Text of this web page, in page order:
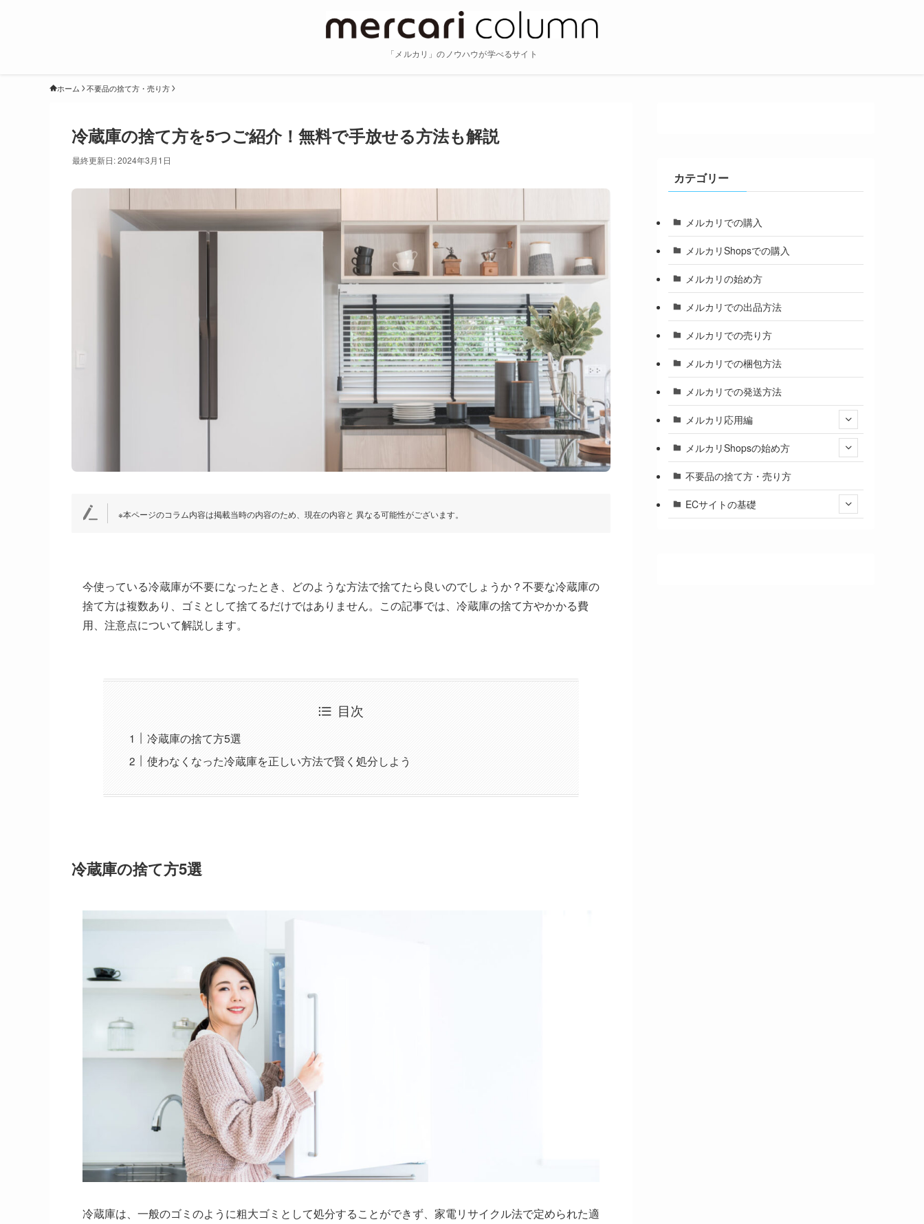
「メルカリ」のノウハウが学べるサイト
ホーム 不要品の捨て方・売り方
冷蔵庫の捨て方を5つご紹介！無料で手放せる方法も解説
最終更新日: 2024年3月1日
※本ページのコラム内容は掲載当時の内容のため、現在の内容と 異なる可能性がございます。
今使っている冷蔵庫が不要になったとき、どのような方法で捨てたら良いのでしょうか？不要な冷蔵庫の
捨て方は複数あり、ゴミとして捨てるだけではありません。この記事では、冷蔵庫の捨て方やかかる費
用、注意点について解説します。
目次
冷蔵庫の捨て方5選
使わなくなった冷蔵庫を正しい方法で賢く処分しよう
冷蔵庫の捨て方5選
冷蔵庫は、一般のゴミのように粗大ゴミとして処分することができず、家電リサイクル法で定められた適
カテゴリー
メルカリでの購入
メルカリShopsでの購入
メルカリの始め方
メルカリでの出品方法
メルカリでの売り方
メルカリでの梱包方法
メルカリでの発送方法
メルカリ応用編
メルカリShopsの始め方
不要品の捨て方・売り方
ECサイトの基礎